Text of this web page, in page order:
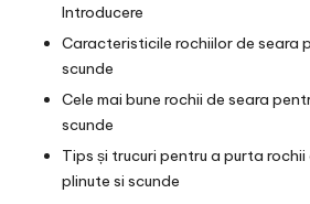
Introducere
Caracteristicile rochiilor de seara
scunde
Cele mai bune rochii de seara
scunde
Tips și trucuri pentru a purta
plinute si scunde